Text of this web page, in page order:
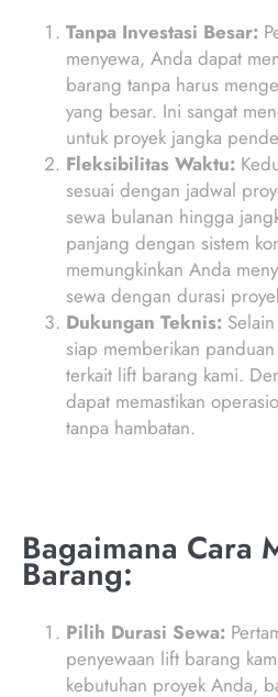
Tanpa Investasi Besar:
menyewa, Anda dapat
barang tanpa harus
yang besar. Ini sangat
untuk proyek jangka
Fleksibilitas Waktu:
sesuai dengan jadwal
sewa bulanan hingga
panjang dengan sistem
memungkinkan Anda
sewa dengan durasi
Dukungan Teknis:
siap memberikan
terkait lift barang kami.
dapat memastikan
tanpa hambatan.
Bagaimana Cara
Barang:
Pilih Durasi Sewa:
penyewaan lift barang
kebutuhan proyek Anda,